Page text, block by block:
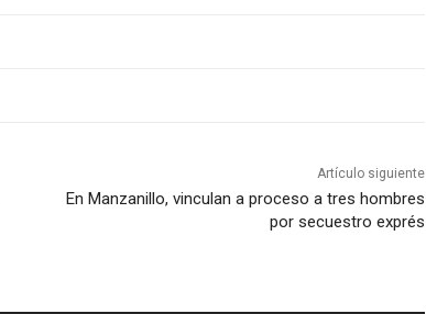
Artículo siguiente
En Manzanillo, vinculan a proceso a tres hombres
por secuestro exprés